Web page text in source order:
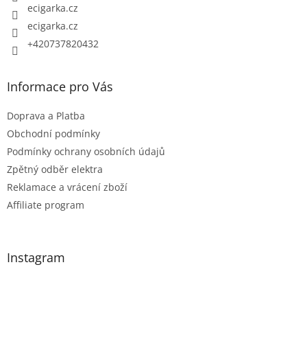
ecigarka.cz
ecigarka.cz
+420737820432
Informace pro Vás
Doprava a Platba
Obchodní podmínky
Podmínky ochrany osobních údajů
Zpětný odběr elektra
Reklamace a vrácení zboží
Affiliate program
Instagram